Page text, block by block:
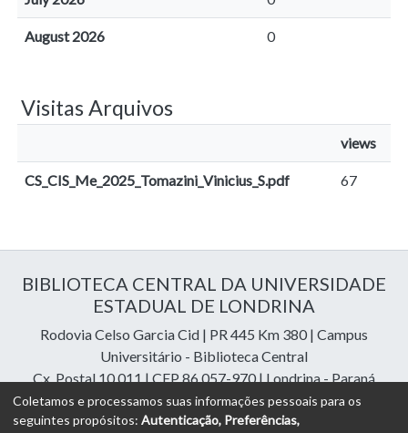
August 2026 0
Visitas Arquivos
views
CS_CIS_Me_2025_Tomazini_Vinicius_S.pdf 67
BIBLIOTECA CENTRAL DA UNIVERSIDADE
ESTADUAL DE LONDRINA
Rodovia Celso Garcia Cid | PR 445 Km 380 | Campus
Universitário - Biblioteca Central
Cx. Postal 10.011 | CEP 86.057-970 | Londrina - Paraná
Contatos: e-mail:riuel@uel.br| fone: 43 3371-4409
Coletamos e processamos suas informações pessoais para os
seguintes propósitos: Autenticação, Preferências,